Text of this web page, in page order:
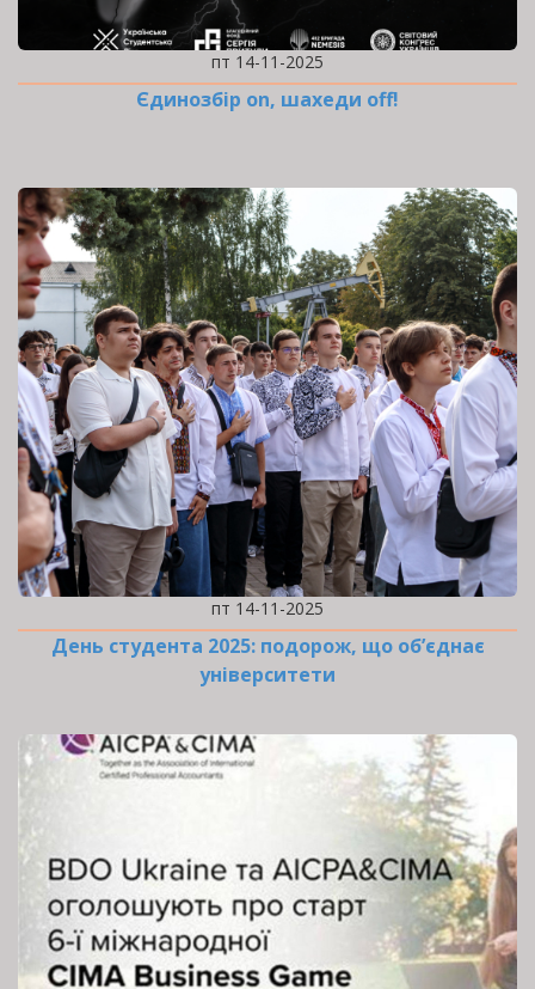
пт 14-11-2025
Єдинозбір on, шахеди off!
пт 14-11-2025
День студента 2025: подорож, що об’єднає
університети